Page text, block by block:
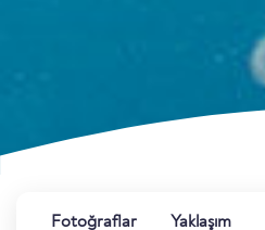
Fotoğraflar Yaklaşım